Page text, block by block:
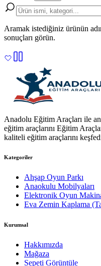
Aramak istediğiniz ürünün
sonuçları görün.
Anadolu Eğitim Araçları ile
eğitim araçlarını Eğitim
kaliteli eğitim araçlarını
Kategoriler
Ahşap Oyun Parkı
Anaokulu Mobilyaları
Elektronik Oyun
Eva Zemin Kaplama
Kurumsal
Hakkımızda
Mağaza
Sepeti Görüntüle